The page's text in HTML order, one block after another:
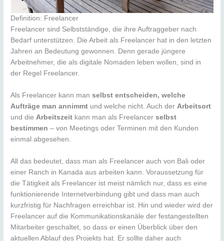
Definition: Freelancer
Freelancer sind Selbstständige, die ihre Auftraggeber nach
Bedarf unterstützen. Die Arbeit als Freelancer hat in den letzten
Jahren an Bedeutung gewonnen. Denn gerade jüngere
Arbeitnehmer, die als digitale Nomaden leben wollen, sind in
der Regel Freelancer.
Als Freelancer kann manselbst entscheiden, welche
Aufträge man annimmt und welche nicht. Auch derArbeitsort
und dieArbeitszeit kann man als Freelancerselbst
bestimmen – von Meetings oder Terminen mit den Kunden
einmal abgesehen.
All das bedeutet, dass man als Freelancer auch von Bali oder
einer Ranch in Kanada aus arbeiten kann. Voraussetzung für
die Tätigkeit als Freelancer ist meist nämlich nur, dass es eine
funktionierende Internetverbindung gibt und dass man auch
kurzfristig für Nachfragen erreichbar ist. Hin und wieder wird der
Freelancer auf die Kommunikationskanäle der festangestellten
Mitarbeiter geschaltet, so dass er einen Überblick über den
aktuellen Ablauf des Projekts hat. Er sollte daher auch